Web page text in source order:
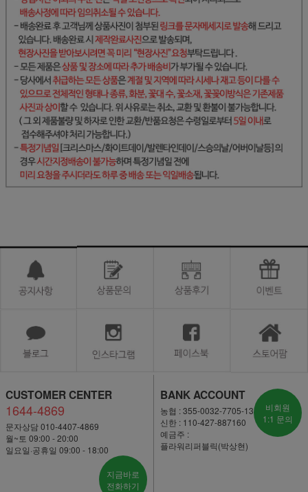
CUSTOMER CENTER
1644-4869
문자상담 010-4407-4869
월~토 09:00 - 20:00
일요일·공휴일 09:00 - 18:00
지금바로
전화하기
BANK ACCOUNT
농협 : 355-0032-7705-13
신한 : 110-427-887160
예금주 :
플라워리퍼블릭(박상현)
비회원
1:1 문의